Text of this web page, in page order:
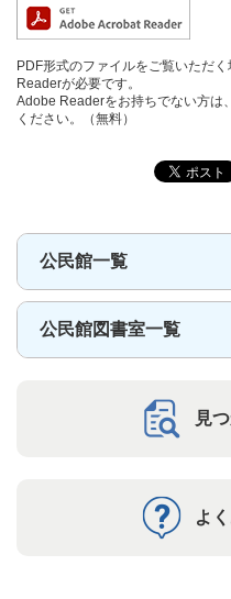
PDF形式のファイルをご覧いただ
Readerが必要です。
Adobe Readerをお持ちでない方は
ください。（無料）
公民館一覧
公民館図書室一覧
見
よ